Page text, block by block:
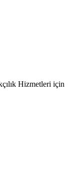
Hizmetleri için